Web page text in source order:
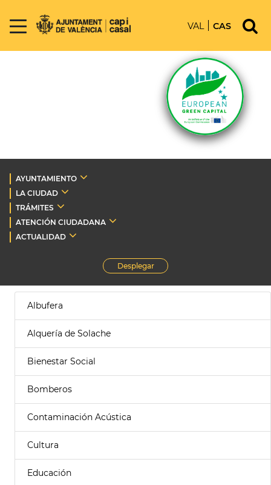
VAL CAS
AYUNTAMIENTO
LA CIUDAD
TRÁMITES
ATENCIÓN CIUDADANA
ACTUALIDAD
Desplegar
Albufera
Alquería de Solache
Bienestar Social
Bomberos
Contaminación Acústica
Cultura
Educación